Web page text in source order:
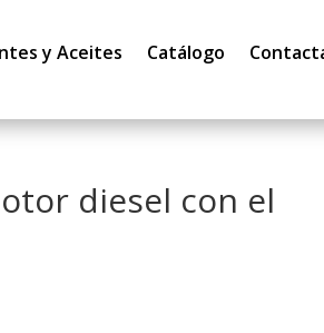
y Aceites Catálogo
diesel con el